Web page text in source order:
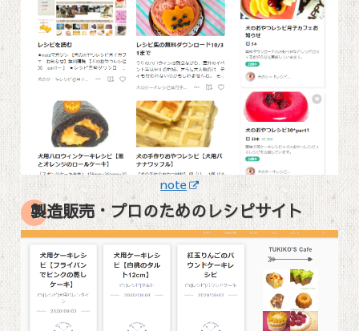
note
製造販売・プロのためのレシピサイト